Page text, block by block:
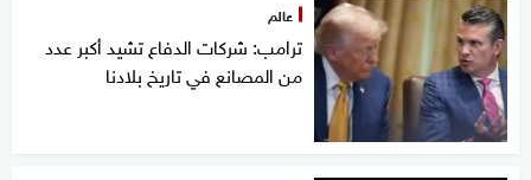
عالم
ترامب: شركات الدفاع تشيد أكبر عدد
من المصانع في تاريخ بلادنا